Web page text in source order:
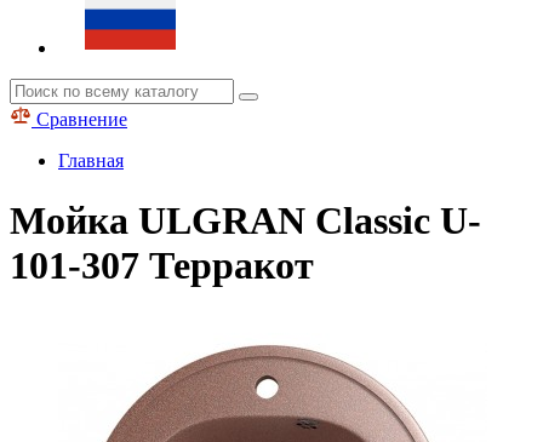
Сравнение
Главная
Мойка ULGRAN Classic U-
101-307 Терракот